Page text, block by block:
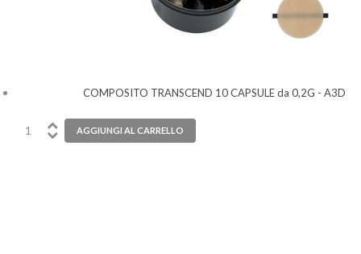
COMPOSITO TRANSCEND 10 CAPSULE da 0,2G - A3D